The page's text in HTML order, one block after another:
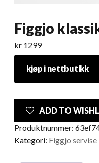
Figgjo
kr 1299
kjøp i nettbutikk
ADD TO
Produktnummer:
Kategori: Figgjo servise